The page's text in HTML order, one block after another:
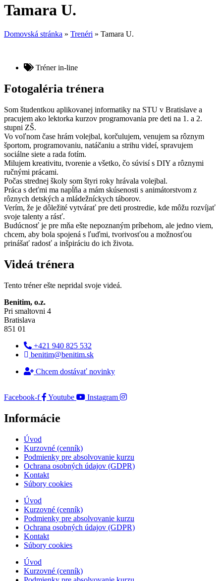
Tamara U.
Domovská stránka » Trenéri » Tamara U.
Tréner in-line
Fotogaléria trénera
Som študentkou aplikovanej informatiky na STU v Bratislave a
pracujem ako lektorka kurzov programovania pre deti na 1. a 2.
stupni ZŠ.
Vo voľnom čase hrám volejbal, korčulujem, venujem sa rôznym
športom, programovaniu, natáčaniu a strihu videí, spravujem
sociálne siete a rada fotím.
Milujem kreativitu, tvorenie a všetko, čo súvisí s DIY a rôznymi
ručnými prácami.
Počas strednej školy som štyri roky hrávala volejbal.
Práca s deťmi ma napĺňa a mám skúsenosti s animátorstvom z
rôznych detských a mládežníckych táborov.
Verím, že je dôležité vytvárať pre deti prostredie, kde môžu rozvíjať
svoje talenty a rásť.
Budúcnosť je pre mňa ešte nepoznaným príbehom, ale jedno viem,
chcem, aby bola spojená s ľuďmi, tvorivosťou a možnosťou
prinášať radosť a inšpiráciu do ich života.
Videá trénera
Tento tréner ešte nepridal svoje videá.
Benitim, o.z.
Pri smaltovni 4
Bratislava
851 01
+421 940 825 532
benitim@benitim.sk
Chcem dostávať novinky
Facebook-f Youtube Instagram
Informácie
Úvod
Kurzovné (cenník)
Podmienky pre absolvovanie kurzu
Ochrana osobných údajov (GDPR)
Kontakt
Súbory cookies
Úvod
Kurzovné (cenník)
Podmienky pre absolvovanie kurzu
Ochrana osobných údajov (GDPR)
Kontakt
Súbory cookies
Úvod
Kurzovné (cenník)